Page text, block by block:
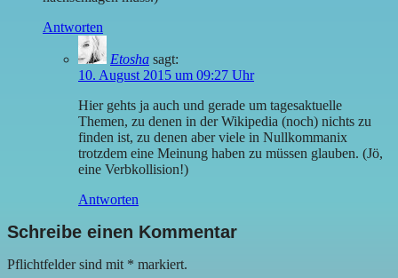
Antworten
Etosha sagt:
10. August 2015 um 09:27 Uhr
Hier gehts ja auch und gerade um tagesaktuelle
Themen, zu denen in der Wikipedia (noch) nichts zu
finden ist, zu denen aber viele in Nullkommanix
trotzdem eine Meinung haben zu müssen glauben. (Jö,
eine Verbkollision!)
Antworten
Schreibe einen Kommentar
Pflichtfelder sind mit * markiert.